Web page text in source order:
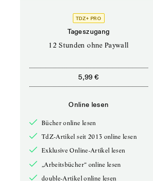
TDZ+ PRO
Tageszugang
12 Stunden ohne Paywall
5,99 €
Online lesen
Bücher online lesen
TdZ-Artikel seit 2013 online lesen
Exklusive Online-Artikel lesen
„Arbeitsbücher“ online lesen
double-Artikel online lesen